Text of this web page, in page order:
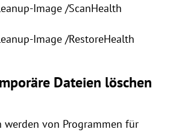
Image /ScanHealth
Image /RestoreHealth
Dateien löschen
werden von Programmen für